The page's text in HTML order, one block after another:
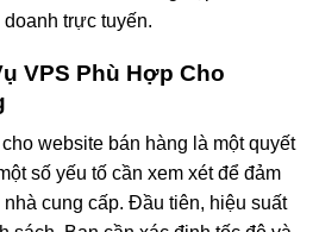
trực tuyến.
VPS Phù Hợp Cho
website bán hàng là một quyết
số yếu tố cần xem xét để đảm
cung cấp. Đầu tiên, hiệu suất